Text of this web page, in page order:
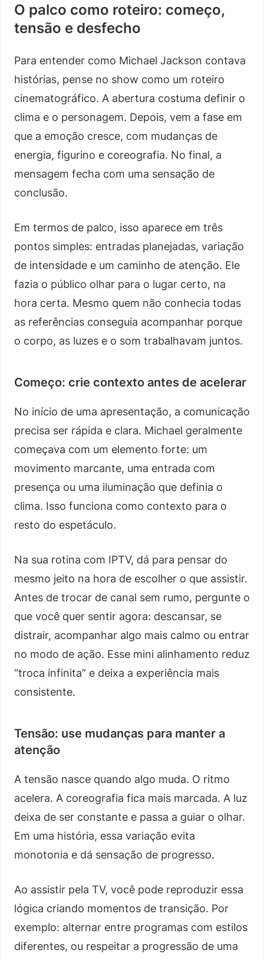
O palco como roteiro: começo,
tensão e desfecho
Para entender como Michael Jackson contava
histórias, pense no show como um roteiro
cinematográfico. A abertura costuma definir o
clima e o personagem. Depois, vem a fase em
que a emoção cresce, com mudanças de
energia, figurino e coreografia. No final, a
mensagem fecha com uma sensação de
conclusão.
Em termos de palco, isso aparece em três
pontos simples: entradas planejadas, variação
de intensidade e um caminho de atenção. Ele
fazia o público olhar para o lugar certo, na
hora certa. Mesmo quem não conhecia todas
as referências conseguia acompanhar porque
o corpo, as luzes e o som trabalhavam juntos.
Começo: crie contexto antes de acelerar
No início de uma apresentação, a comunicação
precisa ser rápida e clara. Michael geralmente
começava com um elemento forte: um
movimento marcante, uma entrada com
presença ou uma iluminação que definia o
clima. Isso funciona como contexto para o
resto do espetáculo.
Na sua rotina com IPTV, dá para pensar do
mesmo jeito na hora de escolher o que assistir.
Antes de trocar de canal sem rumo, pergunte o
que você quer sentir agora: descansar, se
distrair, acompanhar algo mais calmo ou entrar
no modo de ação. Esse mini alinhamento reduz
“troca infinita” e deixa a experiência mais
consistente.
Tensão: use mudanças para manter a
atenção
A tensão nasce quando algo muda. O ritmo
acelera. A coreografia fica mais marcada. A luz
deixa de ser constante e passa a guiar o olhar.
Em uma história, essa variação evita
monotonia e dá sensação de progresso.
Ao assistir pela TV, você pode reproduzir essa
lógica criando momentos de transição. Por
exemplo: alternar entre programas com estilos
diferentes, ou respeitar a progressão de uma